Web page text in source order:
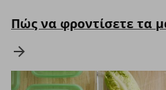
Πώς να φροντίσετε τα